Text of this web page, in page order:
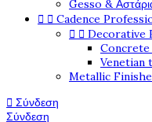
Gesso &
  Cadence
  Decorative
Concrete
Venetian
Metallic
 Σύνδεση
Σύνδεση